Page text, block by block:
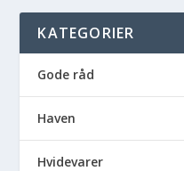
KATEGORIER
Gode råd
Haven
Hvidevarer